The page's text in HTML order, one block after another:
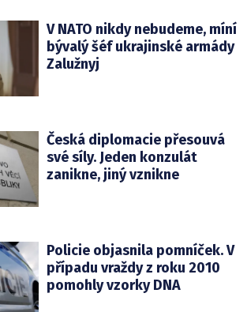
V NATO nikdy nebudeme, míní
bývalý šéf ukrajinské armády
Zalužnyj
Česká diplomacie přesouvá
své síly. Jeden konzulát
zanikne, jiný vznikne
Policie objasnila pomníček. V
případu vraždy z roku 2010
pomohly vzorky DNA